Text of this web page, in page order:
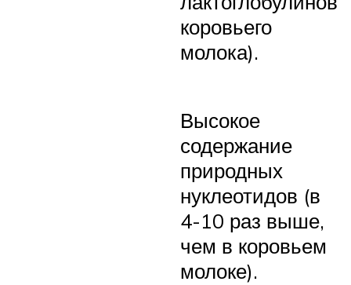
коровьего
молока).
Высокое
содержание
природных
нуклеотидов (в
4-10 раз выше,
чем в коровьем
молоке).